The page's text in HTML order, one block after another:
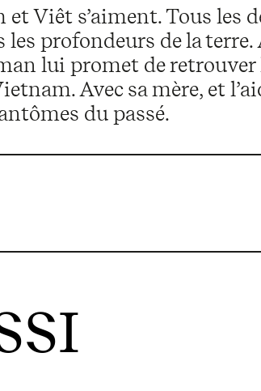
et Viêt s’aiment. Tous les
les profondeurs de la
lui promet de retrouver
Avec sa mère, et
du passé.